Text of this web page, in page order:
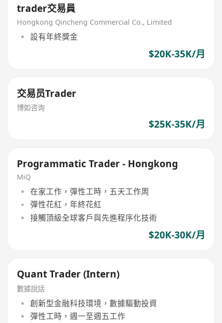
trader交易員
Hongkong Qincheng Commercial Co., Limited
設有年終獎金
$20K-35K/月
交易员Trader
博如咨询
$25K-35K/月
Programmatic Trader - Hongkong
MiQ
在家工作，彈性工時，五天工作周
彈性花紅，年終花紅
接觸頂級全球客戶與先進程序化技術
$20K-30K/月
Quant Trader (Intern)
數據說話
創新型金融科技環境，數據驅動投資
彈性工時，週一至週五工作